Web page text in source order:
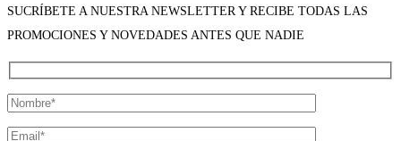
SUCRÍBETE A NUESTRA NEWSLETTER Y RECIBE TODAS LAS
PROMOCIONES Y NOVEDADES ANTES QUE NADIE